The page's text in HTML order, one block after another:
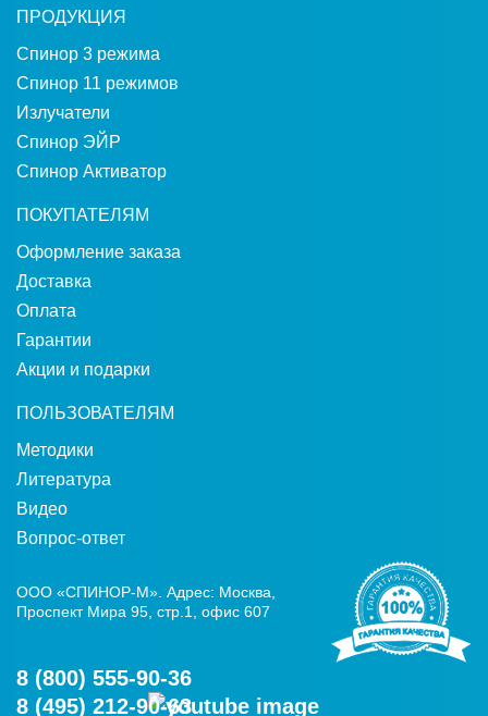
ПРОДУКЦИЯ
Спинор 3 режима
Спинор 11 режимов
Излучатели
Спинор ЭЙР
Спинор Активатор
ПОКУПАТЕЛЯМ
Оформление заказа
Доставка
Оплата
Гарантии
Акции и подарки
ПОЛЬЗОВАТЕЛЯМ
Методики
Литература
Видео
Вопрос-ответ
ООО «СПИНОР-М». Адрес: Москва,
Проспект Мира 95, стр.1, офис 607
8 (800) 555-90-36
8 (495) 212-90-63